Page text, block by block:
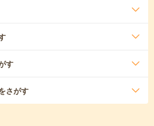
す
さがす